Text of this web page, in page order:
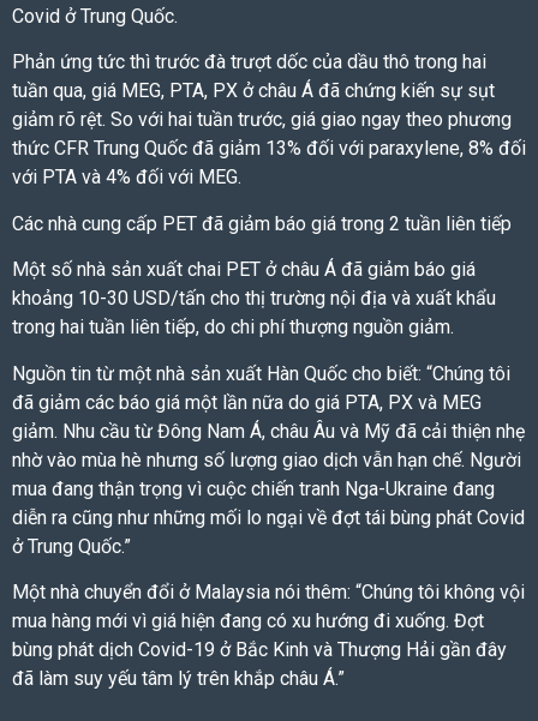
Covid ở Trung Quốc.
Phản ứng tức thì trước đà trượt dốc của dầu thô trong hai
tuần qua, giá MEG, PTA, PX ở châu Á đã chứng kiến sự sụt
giảm rõ rệt. So với hai tuần trước, giá giao ngay theo phương
thức CFR Trung Quốc đã giảm 13% đối với paraxylene, 8% đối
với PTA và 4% đối với MEG.
Các nhà cung cấp PET đã giảm báo giá trong 2 tuần liên tiếp
Một số nhà sản xuất chai PET ở châu Á đã giảm báo giá
khoảng 10-30 USD/tấn cho thị trường nội địa và xuất khẩu
trong hai tuần liên tiếp, do chi phí thượng nguồn giảm.
Nguồn tin từ một nhà sản xuất Hàn Quốc cho biết: “Chúng tôi
đã giảm các báo giá một lần nữa do giá PTA, PX và MEG
giảm. Nhu cầu từ Đông Nam Á, châu Âu và Mỹ đã cải thiện nhẹ
nhờ vào mùa hè nhưng số lượng giao dịch vẫn hạn chế. Người
mua đang thận trọng vì cuộc chiến tranh Nga-Ukraine đang
diễn ra cũng như những mối lo ngại về đợt tái bùng phát Covid
ở Trung Quốc.”
Một nhà chuyển đổi ở Malaysia nói thêm: “Chúng tôi không vội
mua hàng mới vì giá hiện đang có xu hướng đi xuống. Đợt
bùng phát dịch Covid-19 ở Bắc Kinh và Thượng Hải gần đây
đã làm suy yếu tâm lý trên khắp châu Á.”